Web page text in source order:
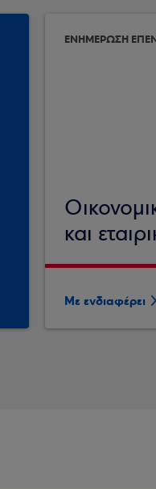
ΕΝΗΜΕΡΩΣΗ
και
Με ενδιαφέρει